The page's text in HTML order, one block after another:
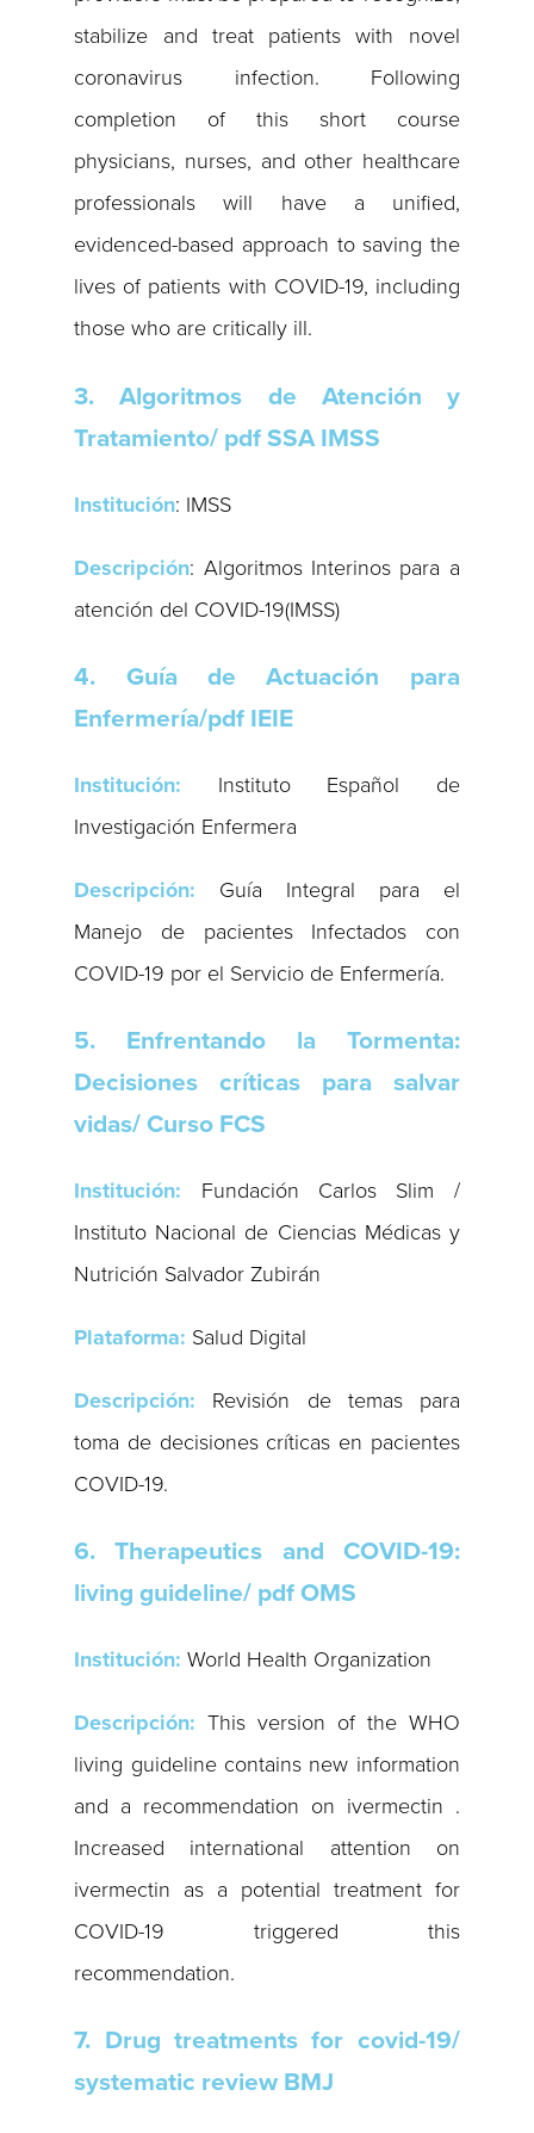
stabilize and treat patients with novel
coronavirus infection. Following
completion of this short course
physicians, nurses, and other healthcare
professionals will have a unified,
evidenced-based approach to saving the
lives of patients with COVID-19, including
those who are critically ill.
3. Algoritmos de Atención y
Tratamiento/ pdf SSA IMSS
Institución: IMSS
Descripción: Algoritmos Interinos para a
atención del COVID-19(IMSS)
4. Guía de Actuación para
Enfermería/pdf IEIE
Institución: Instituto Español de
Investigación Enfermera
Descripción: Guía Integral para el
Manejo de pacientes Infectados con
COVID-19 por el Servicio de Enfermería.
5. Enfrentando la Tormenta:
Decisiones críticas para salvar
vidas/ Curso FCS
Institución: Fundación Carlos Slim /
Instituto Nacional de Ciencias Médicas y
Nutrición Salvador Zubirán
Plataforma: Salud Digital
Descripción: Revisión de temas para
toma de decisiones críticas en pacientes
COVID-19.
6. Therapeutics and COVID-19:
living guideline/ pdf OMS
Institución: World Health Organization
Descripción: This version of the WHO
living guideline contains new information
and a recommendation on ivermectin .
Increased international attention on
ivermectin as a potential treatment for
COVID-19 triggered this
recommendation.
7. Drug treatments for covid-19/
systematic review BMJ